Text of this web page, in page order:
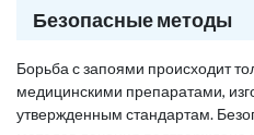
Безопасные методы
Борьба с запоями происходит
медицинскими препаратами,
утвержденным стандартам.